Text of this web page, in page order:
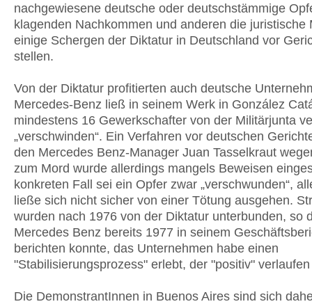
nachgewiesene deutsche oder deutschstämmige
klagenden Nachkommen und anderen die juristische
einige Schergen der Diktatur in Deutschland vor
stellen.
Von der Diktatur profitierten auch deutsche
Mercedes-Benz ließ in seinem Werk in González
mindestens 16 Gewerkschafter von der Militärjunta
„verschwinden“. Ein Verfahren vor deutschen
den Mercedes Benz-Manager Juan Tasselkraut
zum Mord wurde allerdings mangels Beweisen
konkreten Fall sei ein Opfer zwar „verschwunden“,
ließe sich nicht sicher von einer Tötung ausgehen.
wurden nach 1976 von der Diktatur unterbunden, so
Mercedes Benz bereits 1977 in seinem
berichten konnte, das Unternehmen habe einen
"Stabilisierungsprozess" erlebt, der "positiv"
Die DemonstrantInnen in Buenos Aires sind sich